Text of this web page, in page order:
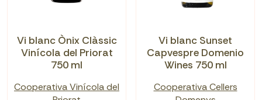
Vi blanc Ònix Clàssic
Vinícola del Priorat
750 ml
Cooperativa Vinícola del
Vi blanc Sunset
Capvespre Domenio
Wines 750 ml
Cooperativa Cellers